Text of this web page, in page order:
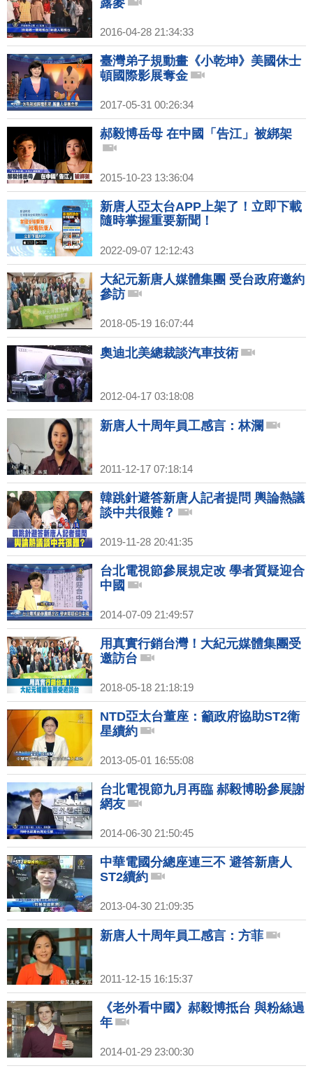
露麥
2016-04-28 21:34:33
臺灣弟子規動畫《小乾坤》美國休士
頓國際影展奪金
2017-05-31 00:26:34
郝毅博岳母 在中國「告江」被綁架
2015-10-23 13:36:04
新唐人亞太台APP上架了！立即下載
隨時掌握重要新聞！
2022-09-07 12:12:43
大紀元新唐人媒體集團 受台政府邀約
參訪
2018-05-19 16:07:44
奧迪北美總裁談汽車技術
2012-04-17 03:18:08
新唐人十周年員工感言：林瀾
2011-12-17 07:18:14
韓跳針避答新唐人記者提問 輿論熱議
談中共很難？
2019-11-28 20:41:35
台北電視節參展規定改 學者質疑迎合
中國
2014-07-09 21:49:57
用真實行銷台灣！大紀元媒體集團受
邀訪台
2018-05-18 21:18:19
NTD亞太台董座：籲政府協助ST2衛
星續約
2013-05-01 16:55:08
台北電視節九月再臨 郝毅博盼參展謝
網友
2014-06-30 21:50:45
中華電國分總座連三不 避答新唐人
ST2續約
2013-04-30 21:09:35
新唐人十周年員工感言：方菲
2011-12-15 16:15:37
《老外看中國》郝毅博抵台 與粉絲過
年
2014-01-29 23:00:30